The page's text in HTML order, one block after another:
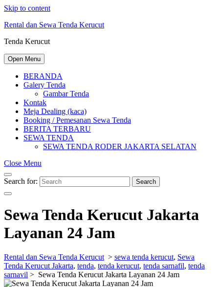
Skip to content
Rental dan Sewa Tenda Kerucut
Tenda Kerucut
Open Menu
BERANDA
Galery Tenda
Gambar Tenda
Kontak
Meja Dealing (kaca)
Booking / Pemesanan Sewa Tenda
BERITA TERBARU
SEWA TENDA
SEWA TENDA RODER JAKARTA SELATAN
Close Menu
Search for: Search
Sewa Tenda Kerucut Jakarta
Layanan 24 Jam
Rental dan Sewa Tenda Kerucut > sewa tenda kerucut, Sewa
Tenda Kerucut Jakarta, tenda, tenda kerucut, tenda sarnafil, tenda
sarnavil > Sewa Tenda Kerucut Jakarta Layanan 24 Jam